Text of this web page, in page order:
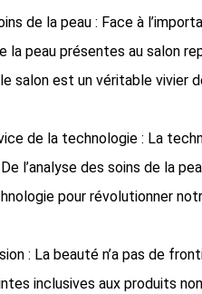
de la peau : Face à
la peau présentes au salon
salon est un véritable vivier
de la technologie : La
l’analyse des soins de la
pour révolutionner
: La beauté n’a pas de
inclusives aux produits